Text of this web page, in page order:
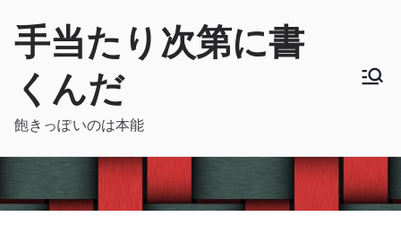
手当たり次第に書
くんだ
飽きっぽいのは本能